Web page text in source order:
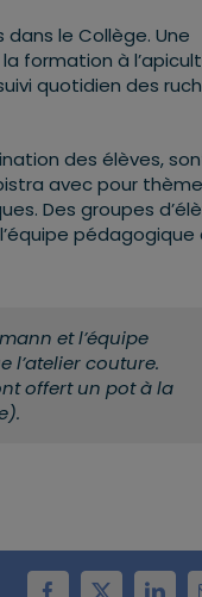
le Collège. Une
formation à
quotidien des
des élèves,
avec pour
Des groupes
pédagogique
et l’équipe
l’atelier couture.
offert un pot à la